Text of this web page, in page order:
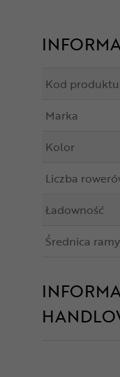
Kod produktu
Marka
Kolor
Liczba
Ładowność
Średnica ramy